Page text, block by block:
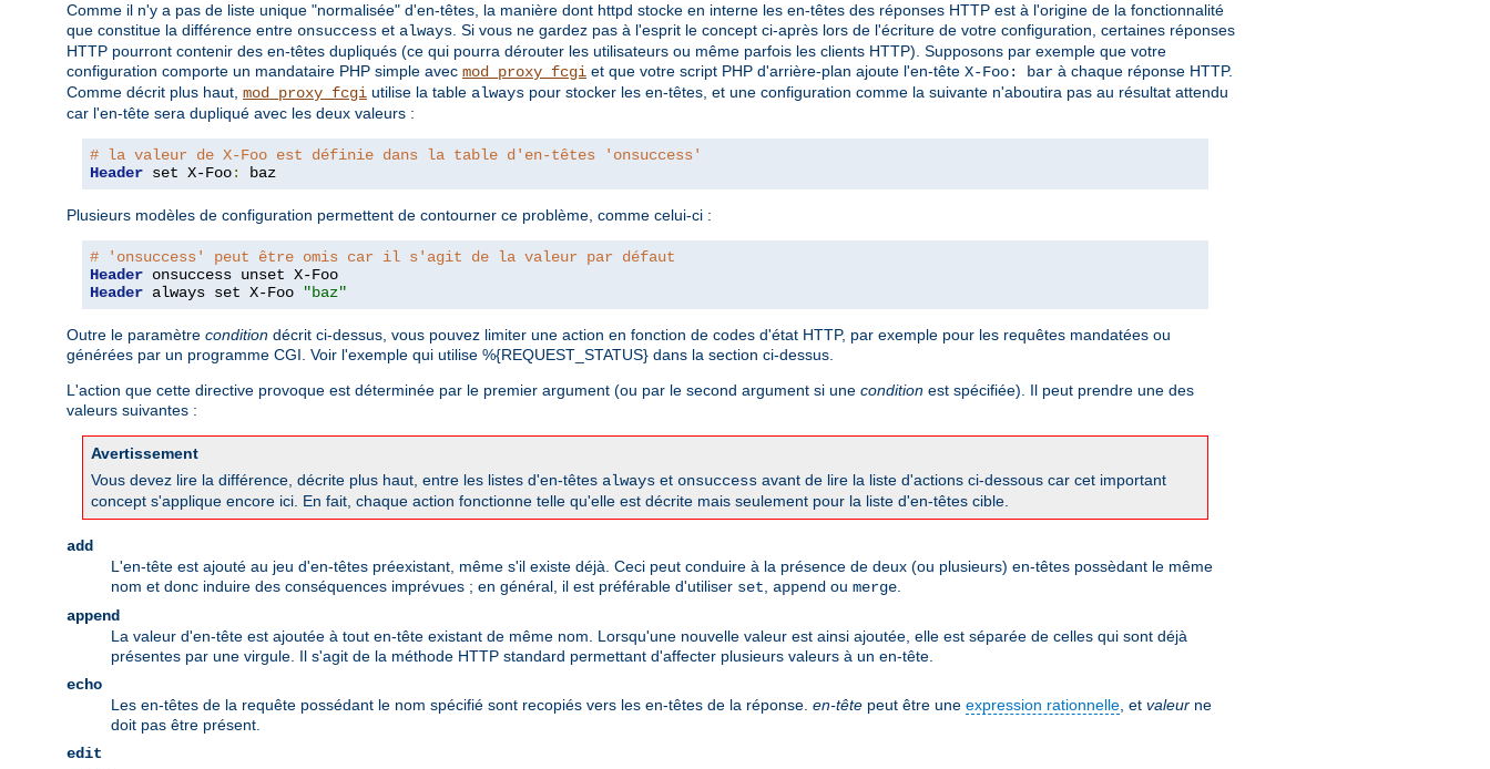
Comme il n'y a pas de liste unique "normalisée" d'en-têtes, la manière dont httpd stocke en interne les en-têtes des réponses HTTP est à l'origine de la fonctionnalité
que constitue la différence entre onsuccess et always . Si vous ne gardez pas à l'esprit le concept ci-après lors de l'écriture de votre configuration, certaines réponses
HTTP pourront contenir des en-têtes dupliqués (ce qui pourra dérouter les utilisateurs ou même parfois les clients HTTP). Supposons par exemple que votre
configuration comporte un mandataire PHP simple avec mod_proxy_fcgi et que votre script PHP d'arrière-plan ajoute l'en-tête X-Foo: bar à chaque réponse HTTP.
Comme décrit plus haut, mod_proxy_fcgi utilise la table always pour stocker les en-têtes, et une configuration comme la suivante n'aboutira pas au résultat attendu
car l'en-tête sera dupliqué avec les deux valeurs :
# la valeur de X-Foo est définie dans la table d'en-têtes 'onsuccess'
Header set X-Foo: baz
Plusieurs modèles de configuration permettent de contourner ce problème, comme celui-ci :
# 'onsuccess' peut être omis car il s'agit de la valeur par défaut
Header
Header always set X-Foo "baz"
Outre le paramètre condition décrit ci-dessus, vous pouvez limiter une action en fonction de codes d'état HTTP, par exemple pour les requêtes mandatées ou
générées par un programme CGI. Voir l'exemple qui utilise %{REQUEST_STATUS} dans la section ci-dessus.
L'action que cette directive provoque est déterminée par le premier argument (ou par le second argument si une condition est spécifiée). Il peut prendre une des
valeurs suivantes :
Avertissement
Vous devez lire la différence, décrite plus haut, entre les listes d'en-têtes always et onsuccess avant de lire la liste d'actions ci-dessous car cet important
concept s'applique encore ici. En fait, chaque action fonctionne telle qu'elle est décrite mais seulement pour la liste d'en-têtes cible.
add
L'en-tête est ajouté au jeu d'en-têtes préexistant, même s'il existe déjà. Ceci peut conduire à la présence de deux (ou plusieurs) en-têtes possèdant le même
nom et donc induire des conséquences imprévues ; en général, il est préférable d'utiliser set append ou merge
append
La valeur d'en-tête est ajoutée à tout en-tête existant de même nom. Lorsqu'une nouvelle valeur est ainsi ajoutée, elle est séparée de celles qui sont déjà
présentes par une virgule. Il s'agit de la méthode HTTP standard permettant d'affecter plusieurs valeurs à un en-tête.
echo
Les en-têtes de la requête possédant le nom spécifié sont recopiés vers les en-têtes de la réponse. en-tête peut être une expression rationnelle , et valeur ne
doit pas être présent.
edit